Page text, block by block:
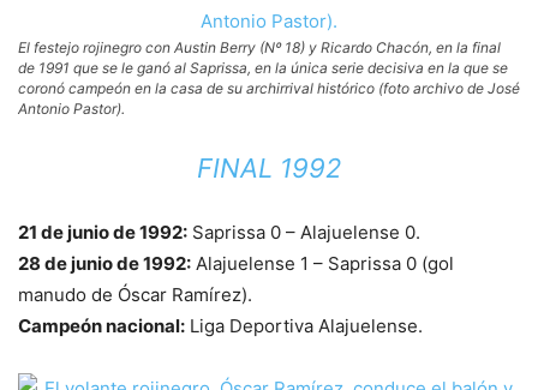
El festejo rojinegro con Austin Berry (Nº 18) y Ricardo Chacón, en la final
de 1991 que se le ganó al Saprissa, en la única serie decisiva en la que se
coronó campeón en la casa de su archirrival histórico (foto archivo de José
Antonio Pastor).
FINAL 1992
21 de junio de 1992: Saprissa 0 – Alajuelense 0.
28 de junio de 1992: Alajuelense 1 – Saprissa 0 (gol
manudo de Óscar Ramírez).
Campeón nacional: Liga Deportiva Alajuelense.